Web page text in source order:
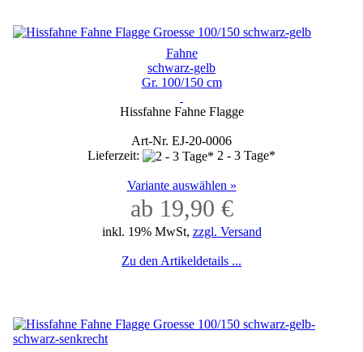
Fahne
schwarz-gelb
Gr. 100/150 cm
Hissfahne Fahne Flagge
Art-Nr. EJ-20-0006
Lieferzeit:
2 - 3 Tage*
Variante auswählen »
ab 19,90 €
inkl. 19% MwSt, zzgl. Versand
Zu den Artikeldetails ...